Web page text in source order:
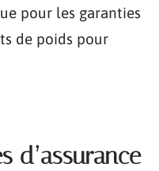
pour les garanties
de poids pour
d’assurance